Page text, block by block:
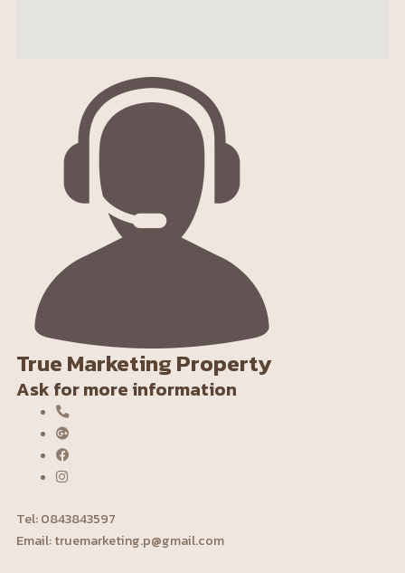
True Marketing Property
Ask for more information
Tel: 0843843597‬
Email: truemarketing.p@gmail.com